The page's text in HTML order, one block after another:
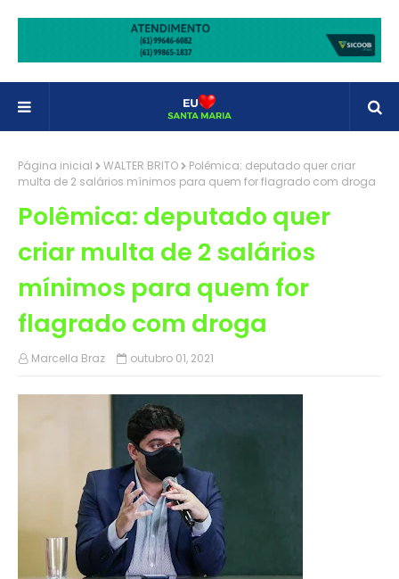
Página inicial WALTER BRITO
Polêmica: deputado quer criar
multa de 2 salários mínimos para quem for flagrado com droga
Polêmica: deputado quer
criar multa de 2 salários
mínimos para quem for
flagrado com droga
Marcella Braz outubro 01, 2021